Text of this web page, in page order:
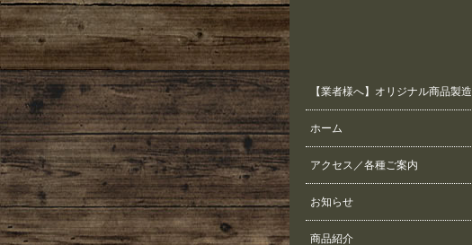
【業者様へ】オリジナル商品製造
ホーム
アクセス／各種ご案内
お知らせ
商品紹介